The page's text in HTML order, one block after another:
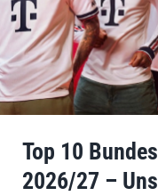
Top 10
2026/27 –